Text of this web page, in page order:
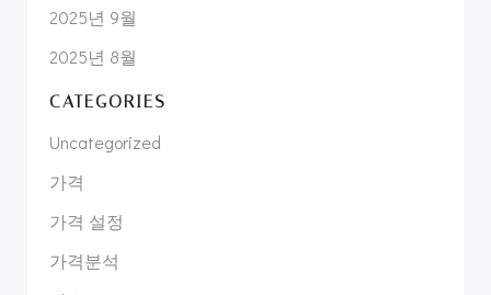
2025년 9월
2025년 8월
CATEGORIES
Uncategorized
가격
가격 설정
가격분석